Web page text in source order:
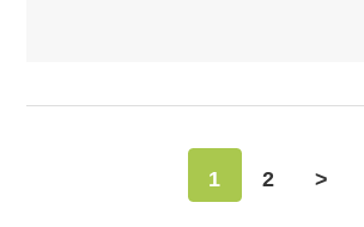
1 2 >